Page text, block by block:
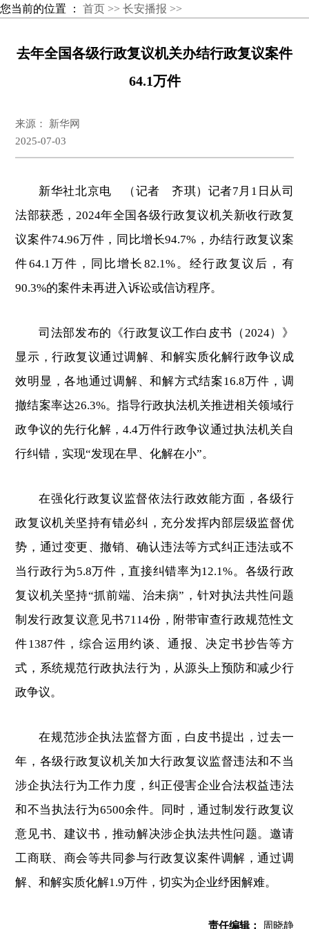
您当前的位置 ： 首页 >> 长安播报 >>
去年全国各级行政复议机关办结行政复议案件
64.1万件
来源： 新华网
2025-07-03
新华社北京电 （记者 齐琪）记者7月1日从司
法部获悉，2024年全国各级行政复议机关新收行政复
议案件74.96万件，同比增长94.7%，办结行政复议案
件64.1万件，同比增长82.1%。经行政复议后，有
90.3%的案件未再进入诉讼或信访程序。
司法部发布的《行政复议工作白皮书（2024）》
显示，行政复议通过调解、和解实质化解行政争议成
效明显，各地通过调解、和解方式结案16.8万件，调
撤结案率达26.3%。指导行政执法机关推进相关领域行
政争议的先行化解，4.4万件行政争议通过执法机关自
行纠错，实现“发现在早、化解在小”。
在强化行政复议监督依法行政效能方面，各级行
政复议机关坚持有错必纠，充分发挥内部层级监督优
势，通过变更、撤销、确认违法等方式纠正违法或不
当行政行为5.8万件，直接纠错率为12.1%。各级行政
复议机关坚持“抓前端、治未病”，针对执法共性问题
制发行政复议意见书7114份，附带审查行政规范性文
件1387件，综合运用约谈、通报、决定书抄告等方
式，系统规范行政执法行为，从源头上预防和减少行
政争议。
在规范涉企执法监督方面，白皮书提出，过去一
年，各级行政复议机关加大行政复议监督违法和不当
涉企执法行为工作力度，纠正侵害企业合法权益违法
和不当执法行为6500余件。同时，通过制发行政复议
意见书、建议书，推动解决涉企执法共性问题。邀请
工商联、商会等共同参与行政复议案件调解，通过调
解、和解实质化解1.9万件，切实为企业纾困解难。
责任编辑： 周晓静